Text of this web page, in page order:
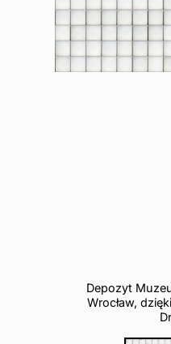
Depozyt
Wrocław,